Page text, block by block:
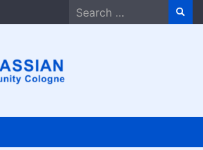
Search
for: